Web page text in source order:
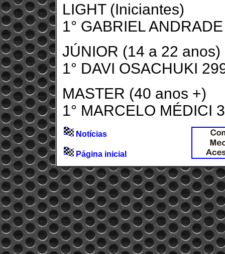
LIGHT (Iniciantes)
1° GABRIEL
JÚNIOR (14 a 22 anos)
1° DAVI OSACHUKI
MASTER (40 anos +)
1° MARCELO MÉDICI
Notícias
Página inicial